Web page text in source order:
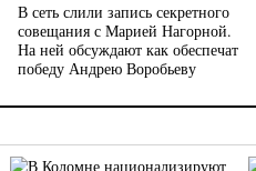
В сеть слили запись секретного
совещания с Марией Нагорной.
На ней обсуждают как обеспечат
победу Андрею Воробьеву